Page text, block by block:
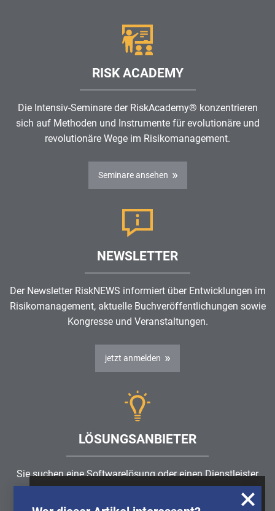
RISK ACADEMY
Die Intensiv-Seminare der RiskAcademy® konzentrieren
sich auf Methoden und Instrumente für evolutionäre und
revolutionäre Wege im Risikomanagement.
Seminare ansehen
NEWSLETTER
Der Newsletter RiskNEWS informiert über Entwicklungen im
Risikomanagement, aktuelle Buchveröffentlichungen sowie
Kongresse und Veranstaltungen.
jetzt anmelden
LÖSUNGSANBIETER
Sie suchen eine Softwarelösung oder einen Dienstleister
rund um die ThemenRisikomanagement,GRC, IKS oder
ISMS?